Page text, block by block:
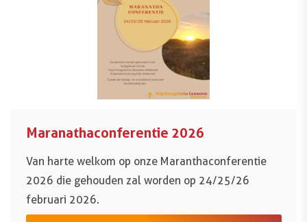
Maranathaconferentie 2026
Van harte welkom op onze Maranthaconferentie
2026 die gehouden zal worden op 24/25/26
februari 2026.